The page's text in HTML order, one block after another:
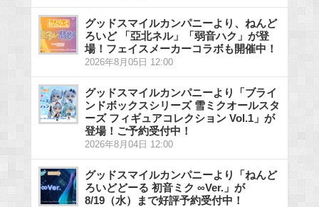
グッドスマイルカンパニーより、ねんど
ろいど 「亞北ネル」「弱音ハク」が登
場！フェイスメーカーコラボも開催中！
2026年8月05日 12:00
グッドスマイルカンパニーより「ブライ
ンドボックスシリーズ 雪ミクオールスタ
ーズ フィギュアコレクション Vol.1」が
登場！ご予約受付中！
2026年8月04日 12:00
グッドスマイルカンパニーより「ねんど
ろいどどーる 初音ミク ∞Ver.」が
8/19（水）まで好評予約受付中！